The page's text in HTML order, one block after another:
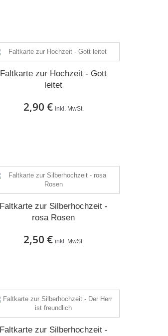
Faltkarte zur Hochzeit - Gott
leitet
2,90 € inkl. MwSt.
Faltkarte zur Silberhochzeit -
rosa Rosen
2,50 € inkl. MwSt.
Faltkarte zur Silberhochzeit -